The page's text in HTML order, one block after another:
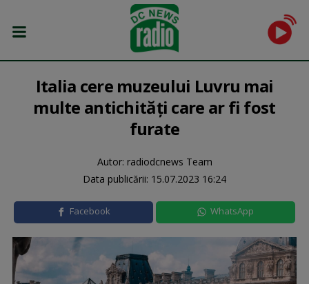
Italia cere muzeului Luvru mai
multe antichităţi care ar fi fost
furate
Autor: radiodcnews Team
Data publicării: 15.07.2023 16:24
Facebook WhatsApp